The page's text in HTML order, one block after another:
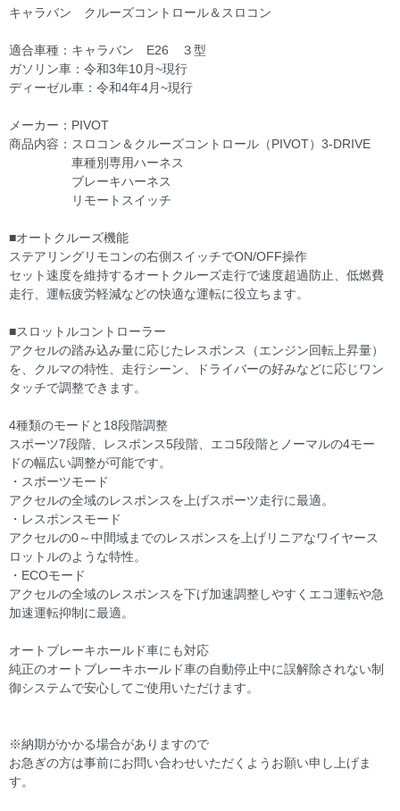
キャラバン クルーズコントロール＆スロコン
適合車種：キャラバン E26 ３型
ガソリン車：令和3年10月~現行
ディーゼル車：令和4年4月~現行
メーカー：PIVOT
商品内容：スロコン＆クルーズコントロール（PIVOT）3-DRIVE
車種別専用ハーネス
ブレーキハーネス
リモートスイッチ
■オートクルーズ機能
ステアリングリモコンの右側スイッチでON/OFF操作
セット速度を維持するオートクルーズ走行で速度超過防止、低燃費
走行、運転疲労軽減などの快適な運転に役立ちます。
■スロットルコントローラー
アクセルの踏み込み量に応じたレスポンス（エンジン回転上昇量）
を、クルマの特性、走行シーン、ドライバーの好みなどに応じワン
タッチで調整できます。
4種類のモードと18段階調整
スポーツ7段階、レスポンス5段階、エコ5段階とノーマルの4モー
ドの幅広い調整が可能です。
・スポーツモード
アクセルの全域のレスポンスを上げスポーツ走行に最適。
・レスポンスモード
アクセルの0～中間域までのレスポンスを上げリニアなワイヤース
ロットルのような特性。
・ECOモード
アクセルの全域のレスポンスを下げ加速調整しやすくエコ運転や急
加速運転抑制に最適。
オートブレーキホールド車にも対応
純正のオートブレーキホールド車の自動停止中に誤解除されない制
御システムで安心してご使用いただけます。
※納期がかかる場合がありますので
お急ぎの方は事前にお問い合わせいただくようお願い申し上げま
す。